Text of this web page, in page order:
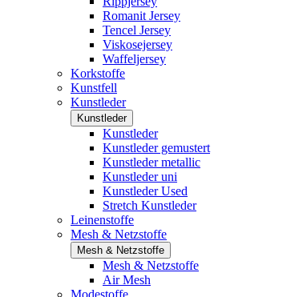
Romanit Jersey
Tencel Jersey
Viskosejersey
Waffeljersey
Korkstoffe
Kunstfell
Kunstleder
Kunstleder
Kunstleder
Kunstleder gemustert
Kunstleder metallic
Kunstleder uni
Kunstleder Used
Stretch Kunstleder
Leinenstoffe
Mesh & Netzstoffe
Mesh & Netzstoffe
Mesh & Netzstoffe
Air Mesh
Modestoffe